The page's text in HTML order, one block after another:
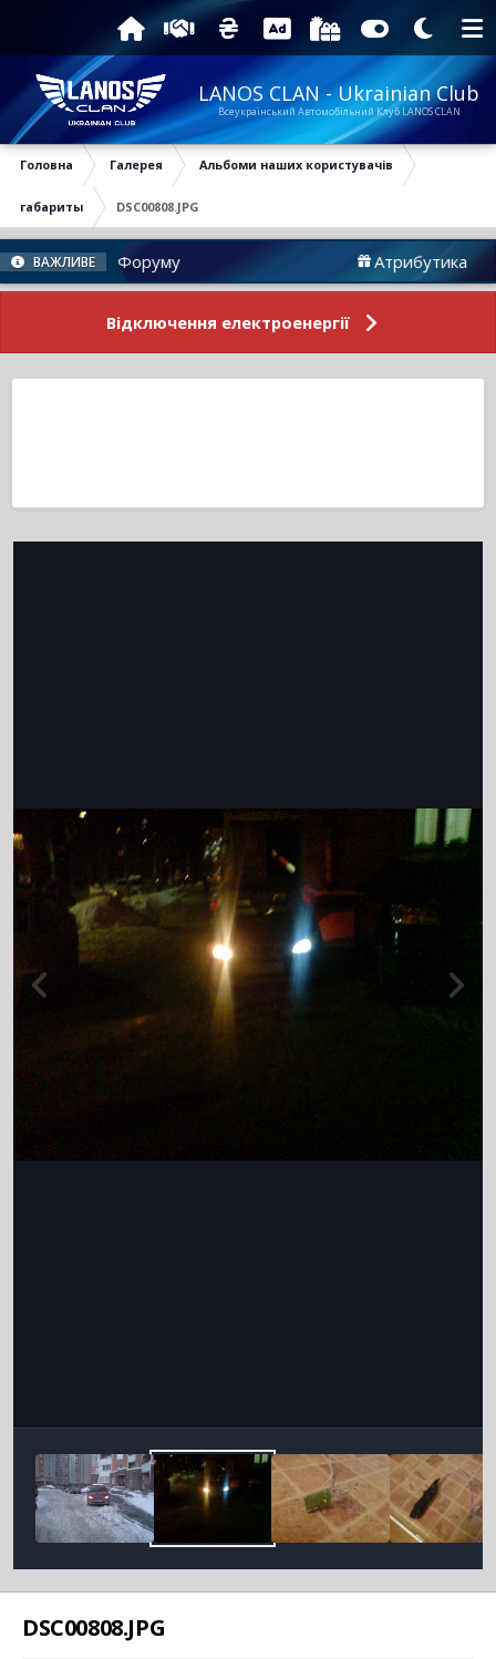
LANOS CLAN - Ukrainian Club
Всеукраїнський Автомобільний Клуб LANOS CLAN
Головна Галерея Альбоми наших користувачів
габариты DSC00808.JPG
ВАЖЛИВЕ
Новини Форуму Атрибутика
Відключення електроенергії
DSC00808.JPG